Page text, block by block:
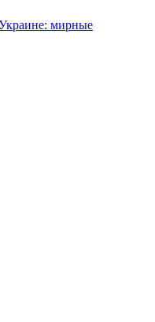
мирные